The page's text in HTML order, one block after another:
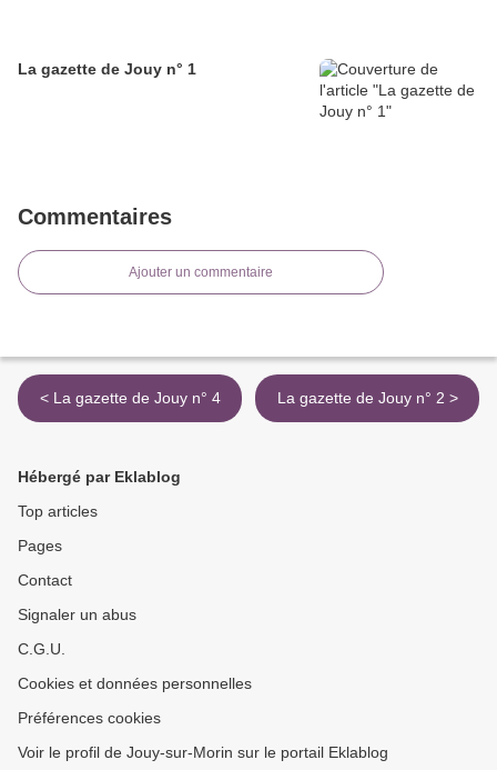
La gazette de Jouy n° 1
Commentaires
Ajouter un commentaire
< La gazette de Jouy n° 4 La gazette de Jouy n° 2 >
Hébergé par Eklablog
Top articles
Pages
Contact
Signaler un abus
C.G.U.
Cookies et données personnelles
Préférences cookies
Voir le profil de Jouy-sur-Morin sur le portail Eklablog